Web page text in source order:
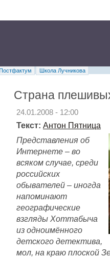
Школа Лучникова
Страна
24.01.2008 - 12:00
Текст: Антон Пятница
Представления об
Интернете – во
всяком случае, среди
российских
обывателей – иногда
напоминают
географические
взгляды Хоттабыча
из одноимённого
детского детектива,
мол, на краю плоской